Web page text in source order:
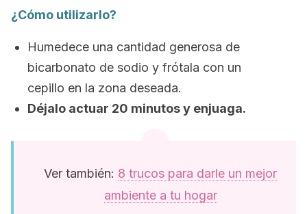
¿Cómo utilizarlo?
Humedece una cantidad generosa de
bicarbonato de sodio y frótala con un
cepillo en la zona deseada.
Déjalo actuar 20 minutos y enjuaga.
Ver también: 8 trucos para darle un mejor
ambiente a tu hogar